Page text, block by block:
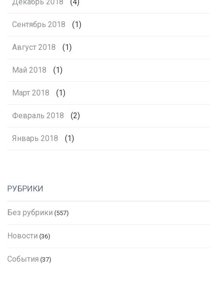
Сентябрь 2018 (1)
Август 2018 (1)
Май 2018 (1)
Март 2018 (1)
Февраль 2018 (2)
Январь 2018 (1)
РУБРИКИ
Без рубрики (557)
Новости (36)
События (37)